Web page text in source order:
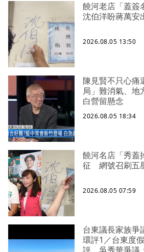
饒河老店「蓋
沈伯洋盼蔣萬安
2026.08.05 13:50
陳見賢不只心痛
局」難消氣、
白營留懸念
2026.08.05 18:34
饒河名店「秀蓋
征 網號召刷五
2026.08.05 07:59
台東議長家族
環評1／台東度